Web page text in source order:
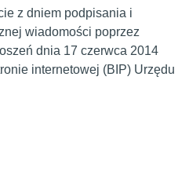
z dniem podpisania i
wiadomości poprzez
dnia 17 czerwca 2014
internetowej (BIP) Urzędu